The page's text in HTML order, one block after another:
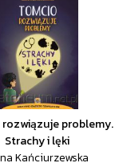
rozwiązuje problemy.
Strachy i lęki
Kańciurzewska